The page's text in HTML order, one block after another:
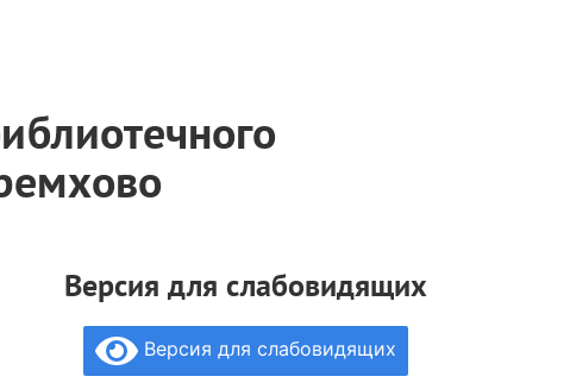
Версия для слабовидящих
Версия для слабовидящих